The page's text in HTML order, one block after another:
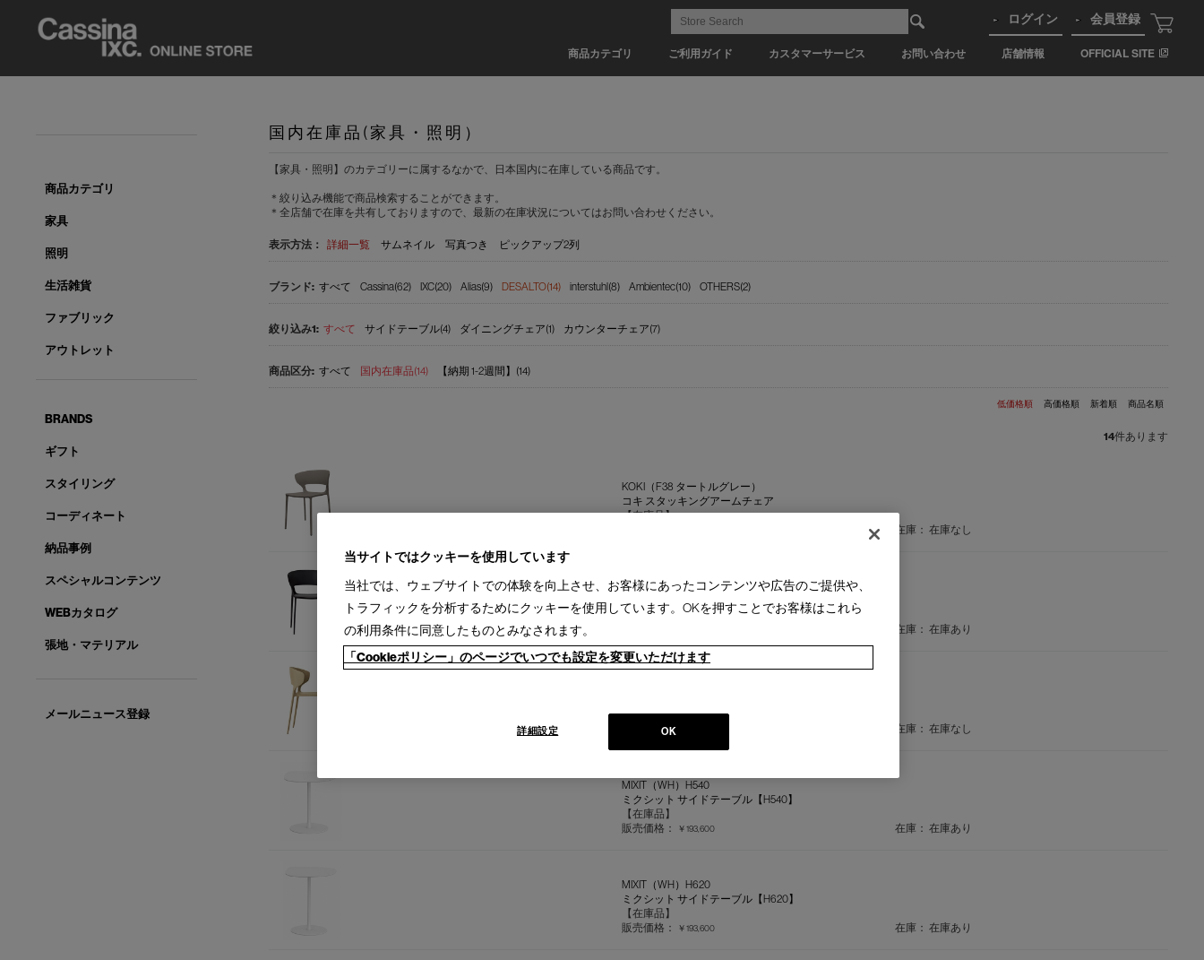
商品カテゴリ ご利用ガイド カスタマーサービス お問い合わせ 店舗情報 OFFICIAL SITE
ログイン 会員登録
国内在庫品(家具・照明）
【家具・照明】のカテゴリーに属するなかで、日本国内に在庫している商品です。
＊絞り込み機能で商品検索することができます。
＊全店舗で在庫を共有しておりますので、最新の在庫状況についてはお問い合わせください。
表示方法： 詳細一覧 サムネイル 写真つき ピックアップ2列
すべて Cassina(62) IXC(20) Alias(9) DESALTO(14) interstuhl(8) Ambientec(10) OTHERS(2)
すべて サイドテーブル(4) ダイニングチェア(1) カウンターチェア(7)
すべて 国内在庫品(14) 【納期 1-2週間】(14)
低価格順 高価格順 新着順 商品名順
14件あります
KOKI（F38 タートルグレー）
コキ スタッキングアームチェア
【在庫品】
在庫： 在庫なし
KOKI（F39 ブラック）
コキ スタッキングアームチェア
【在庫品】
在庫： 在庫あり
【在庫品】
販売価格：
在庫： 在庫なし
MIXIT（WH）H540
ミクシット サイドテーブル【H540】
【在庫品】
販売価格：
￥193,600 在庫： 在庫あり
MIXIT（WH）H620
ミクシット サイドテーブル【H620】
【在庫品】
販売価格：
￥193,600 在庫： 在庫あり
商品カテゴリ
家具
照明
生活雑貨
ファブリック
アウトレット
BRANDS
ギフト
スタイリング
コーディネート
納品事例
スペシャルコンテンツ
WEBカタログ
張地・マテリアル
メールニュース登録
当サイトではクッキーを使用しています
当社では、ウェブサイトでの体験を向上させ、お客様にあったコンテンツや広告のご提供や、
トラフィックを分析するためにクッキーを使用しています。OKを押すことでお客様はこれら
の利用条件に同意したものとみなされます。
「Cookieポリシー」のページでいつでも設定を変更いただけます
OK
詳細設定